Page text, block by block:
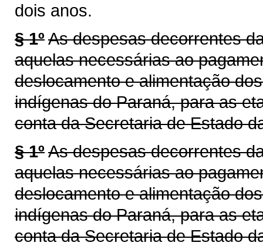
dois anos.
§ 1ºAs despesas decorrentes
aquelas necessárias ao
deslocamento e alimentação
indígenas do Paraná, para as
conta da Secretaria de Estado
§ 1ºAs despesas decorrentes
aquelas necessárias ao
deslocamento e alimentação
indígenas do Paraná, para as
conta da Secretaria de Estado